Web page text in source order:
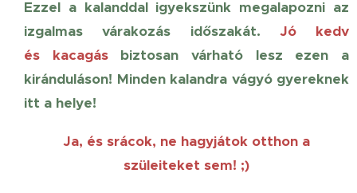
Ezzel a kalanddal igyekszünk megalapozni az
izgalmas várakozás időszakát. Jó kedv
és
kacagásbiztosan várható lesz ezen a
kiránduláson! Minden kalandra vágyó gyereknek
itt a helye!
Ja, és srácok, ne hagyjátok otthon a
szüleiteket sem! ;)